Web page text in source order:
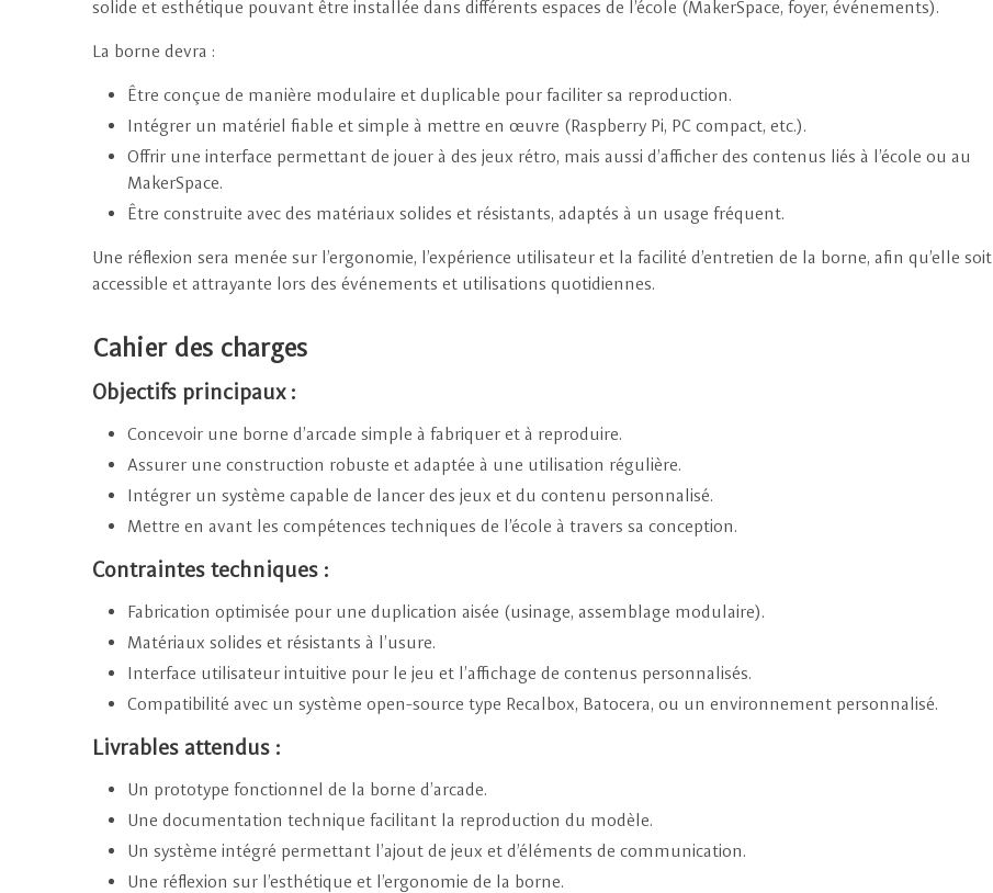
solide et esthétique pouvant être installée dans différents espaces de l’école (MakerSpace, foyer, événements).
La borne devra :
Être conçue de manière modulaire et duplicable pour faciliter sa reproduction.
Intégrer un matériel fiable et simple à mettre en œuvre (Raspberry Pi, PC compact, etc.).
Offrir une interface permettant de jouer à des jeux rétro, mais aussi d’afficher des contenus liés à l’école ou au
MakerSpace.
Être construite avec des matériaux solides et résistants, adaptés à un usage fréquent.
Une réflexion sera menée sur l’ergonomie, l’expérience utilisateur et la facilité d’entretien de la borne, afin qu’elle soit
accessible et attrayante lors des événements et utilisations quotidiennes.
Cahier des charges
Objectifs principaux :
Concevoir une borne d’arcade simple à fabriquer et à reproduire.
Assurer une construction robuste et adaptée à une utilisation régulière.
Intégrer un système capable de lancer des jeux et du contenu personnalisé.
Mettre en avant les compétences techniques de l’école à travers sa conception.
Contraintes techniques :
Fabrication optimisée pour une duplication aisée (usinage, assemblage modulaire).
Matériaux solides et résistants à l’usure.
Interface utilisateur intuitive pour le jeu et l’affichage de contenus personnalisés.
Compatibilité avec un système open-source type Recalbox, Batocera, ou un environnement personnalisé.
Livrables attendus :
Un prototype fonctionnel de la borne d’arcade.
Une documentation technique facilitant la reproduction du modèle.
Un système intégré permettant l’ajout de jeux et d’éléments de communication.
Une réflexion sur l’esthétique et l’ergonomie de la borne.